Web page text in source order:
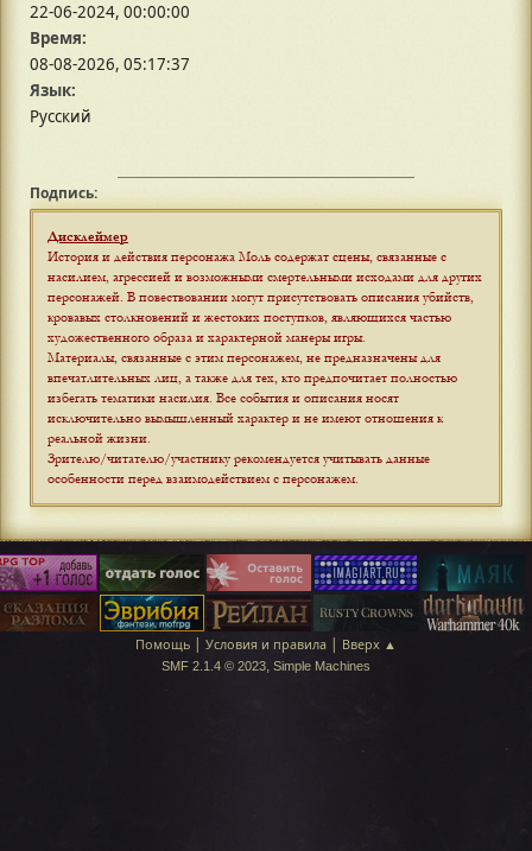
22-06-2024, 00:00:00
Время:
08-08-2026, 05:17:37
Язык:
Русский
Подпись:
Дисклеймер
История и действия персонажа Моль содержат сцены, связанные с
насилием, агрессией и возможными смертельными исходами для других
персонажей. В повествовании могут присутствовать описания убийств,
кровавых столкновений и жестоких поступков, являющихся частью
художественного образа и характерной манеры игры.
Материалы, связанные с этим персонажем, не предназначены для
впечатлительных лиц, а также для тех, кто предпочитает полностью
избегать тематики насилия. Все события и описания носят
исключительно вымышленный характер и не имеют отношения к
реальной жизни.
Зрителю/читателю/участнику рекомендуется учитывать данные
особенности перед взаимодействием с персонажем.
Помощь | Условия и правила | Вверх ▲
SMF 2.1.4 © 2023, Simple Machines